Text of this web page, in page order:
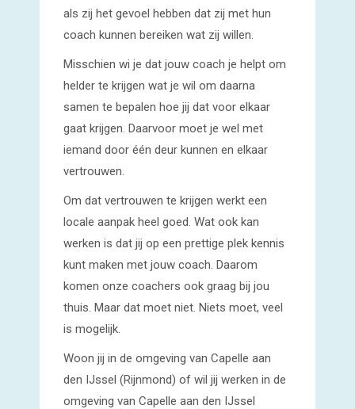
als zij het gevoel hebben dat zij met hun
coach kunnen bereiken wat zij willen.
Misschien wi je dat jouw coach je helpt om
helder te krijgen wat je wil om daarna
samen te bepalen hoe jij dat voor elkaar
gaat krijgen. Daarvoor moet je wel met
iemand door één deur kunnen en elkaar
vertrouwen.
Om dat vertrouwen te krijgen werkt een
locale aanpak heel goed. Wat ook kan
werken is dat jij op een prettige plek kennis
kunt maken met jouw coach. Daarom
komen onze coachers ook graag bij jou
thuis. Maar dat moet niet. Niets moet, veel
is mogelijk.
Woon jij in de omgeving van Capelle aan
den IJssel (Rijnmond) of wil jij werken in de
omgeving van Capelle aan den IJssel